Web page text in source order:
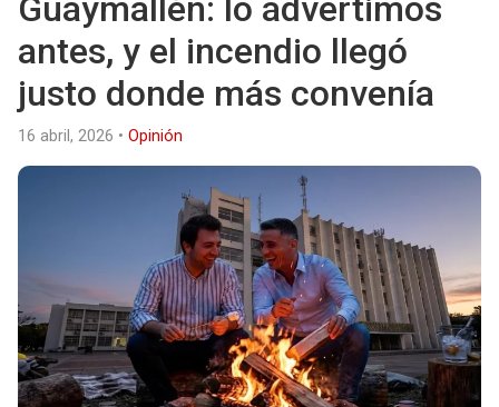
Guaymallén: lo advertimos
antes, y el incendio llegó
justo donde más convenía
16 abril, 2026 • Opinión